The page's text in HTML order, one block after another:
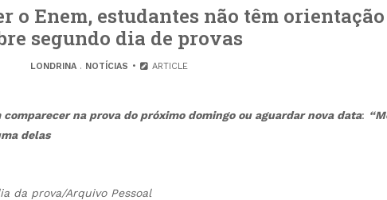
o Enem, estudantes não têm orientação
segundo dia de provas
LONDRINA. NOTÍCIAS ARTICLE
comparecer na prova do próximo domingo ou aguardar nova data:
delas
da prova/Arquivo Pessoal